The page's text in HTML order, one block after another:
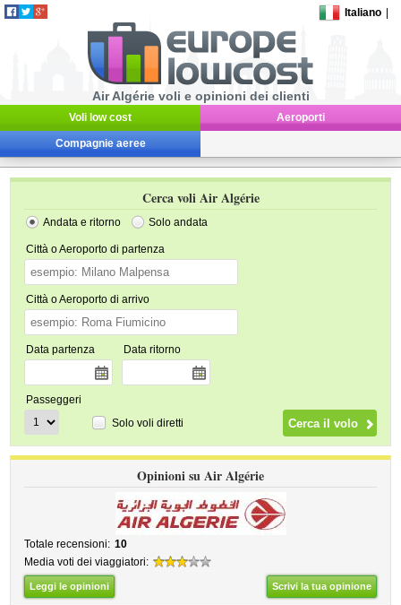
Italiano
Air Algérie voli e opinioni dei clienti
Voli low cost Aeroporti
Compagnie aeree
Cerca voli Air Algérie
Andata e ritorno Solo andata
Città o Aeroporto di partenza
Città o Aeroporto di arrivo
Data partenza Data ritorno
Passeggeri
Solo voli diretti
Opinioni su Air Algérie
Totale recensioni: 10
Media voti dei viaggiatori:
Leggi le opinioni Scrivi la tua opinione